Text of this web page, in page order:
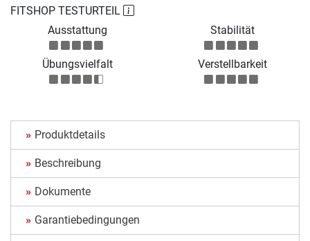
FITSHOP TESTURTEIL
Ausstattung
Stabilität
Übungsvielfalt Verstellbarkeit
Produktdetails
Beschreibung
Dokumente
Garantiebedingungen